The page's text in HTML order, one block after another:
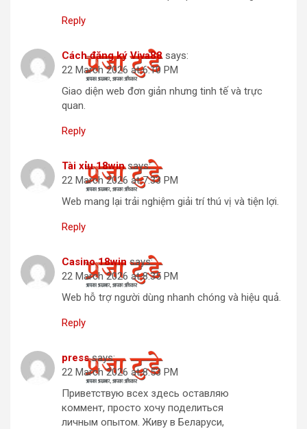
Reply
Cách đăng ký Viva88 says:
22 March 2026 at 6:10 PM
Giao diện web đơn giản nhưng tinh tế và trực
quan.
Reply
Tài xỉu 18win says:
22 March 2026 at 7:33 PM
Web mang lại trải nghiệm giải trí thú vị và tiện lợi.
Reply
Casino 18win says:
22 March 2026 at 8:35 PM
Web hỗ trợ người dùng nhanh chóng và hiệu quả.
Reply
press says:
22 March 2026 at 8:53 PM
Приветствую всех здесь оставляю
коммент, просто хочу поделиться
личным опытом. Живу в Беларуси,